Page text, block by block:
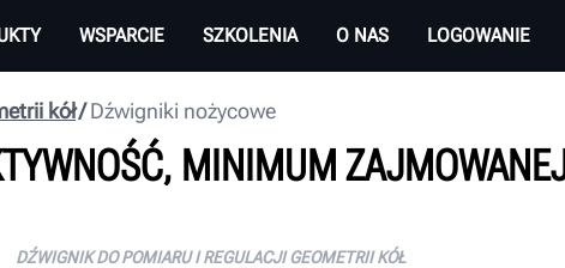
WSPARCIE SZKOLENIA O NAS LOGOWANIE
Dźwigniki nożycowe
kół
MINIMUM ZAJMOWANEJ
DŹWIGNIK DO POMIARU I REGULACJI GEOMETRII KÓŁ